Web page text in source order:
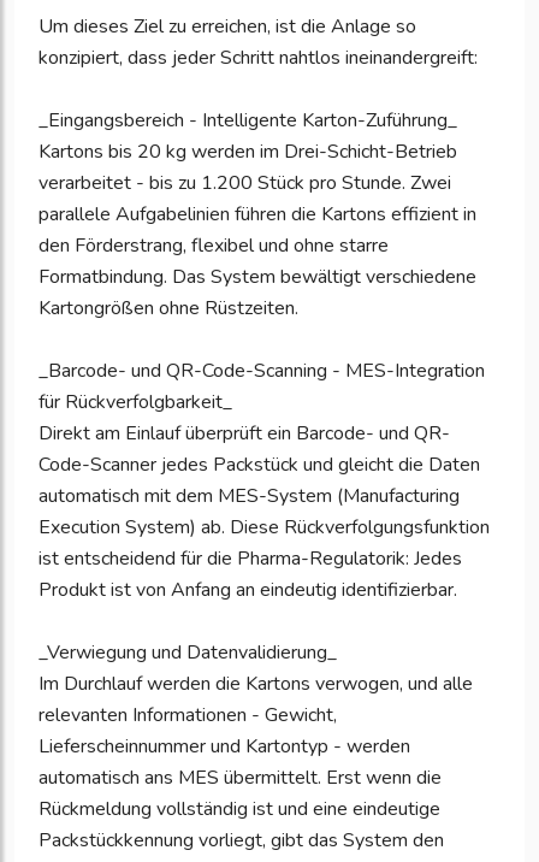
Um dieses Ziel zu erreichen, ist die Anlage so
konzipiert, dass jeder Schritt nahtlos ineinandergreift:
_Eingangsbereich - Intelligente Karton-Zuführung_
Kartons bis 20 kg werden im Drei-Schicht-Betrieb
verarbeitet - bis zu 1.200 Stück pro Stunde. Zwei
parallele Aufgabelinien führen die Kartons effizient in
den Förderstrang, flexibel und ohne starre
Formatbindung. Das System bewältigt verschiedene
Kartongrößen ohne Rüstzeiten.
_Barcode- und QR-Code-Scanning - MES-Integration
für Rückverfolgbarkeit_
Direkt am Einlauf überprüft ein Barcode- und QR-
Code-Scanner jedes Packstück und gleicht die Daten
automatisch mit dem MES-System (Manufacturing
Execution System) ab. Diese Rückverfolgungsfunktion
ist entscheidend für die Pharma-Regulatorik: Jedes
Produkt ist von Anfang an eindeutig identifizierbar.
_Verwiegung und Datenvalidierung_
Im Durchlauf werden die Kartons verwogen, und alle
relevanten Informationen - Gewicht,
Lieferscheinnummer und Kartontyp - werden
automatisch ans MES übermittelt. Erst wenn die
Rückmeldung vollständig ist und eine eindeutige
Packstückkennung vorliegt, gibt das System den